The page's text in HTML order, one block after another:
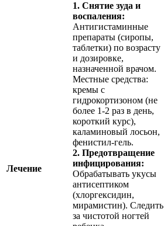
Лечение
1. Снятие зуда и
воспаления:
Антигистаминные
препараты (сиропы,
таблетки) по возрасту
и дозировке,
назначенной врачом.
Местные средства:
кремы с
гидрокортизоном (не
более 1-2 раз в день,
короткий курс),
каламиновый лосьон,
фенистил-гель.
2. Предотвращение
инфицирования:
Обрабатывать укусы
антисептиком
(хлоргексидин,
мирамистин). Следить
за чистотой ногтей